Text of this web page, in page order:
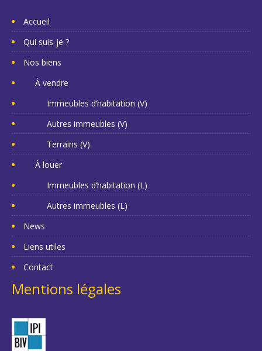
Accueil
Qui suis-je ?
Nos biens
À vendre
Immeubles d’habitation (V)
Autres immeubles (V)
Terrains (V)
À louer
Immeubles d’habitation (L)
Autres immeubles (L)
News
Liens utiles
Contact
Mentions légales